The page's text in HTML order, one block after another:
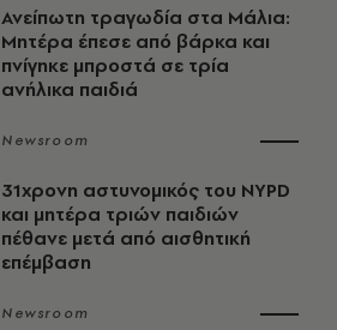
Ανείπωτη τραγωδία στα Μάλια:
Μητέρα έπεσε από βάρκα και
πνίγηκε μπροστά σε τρία
ανήλικα παιδιά
Newsroom
31χρονη αστυνομικός του NYPD
και μητέρα τριών παιδιών
πέθανε μετά από αισθητική
επέμβαση
Newsroom